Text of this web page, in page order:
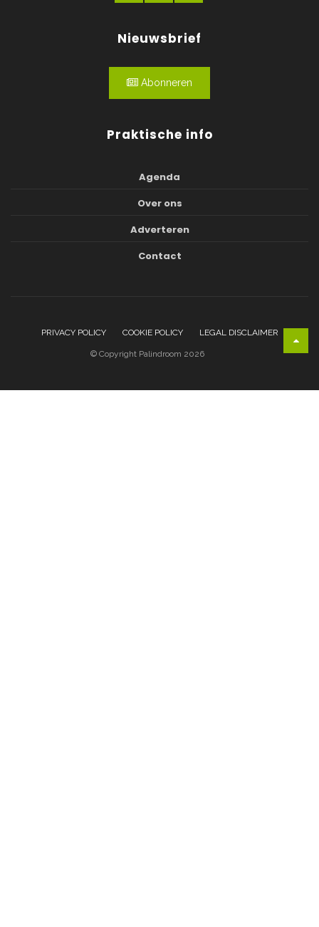
Nieuwsbrief
Abonneren
Praktische info
Agenda
Over ons
Adverteren
Contact
PRIVACY POLICY COOKIE POLICY LEGAL DISCLAIMER
© Copyright Palindroom 2026